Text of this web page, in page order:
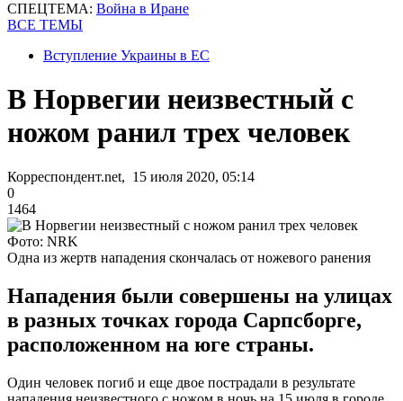
СПЕЦТЕМА: Война в Иране
ВСЕ ТЕМЫ
Вступление Украины в ЕС
В Норвегии неизвестный с
ножом ранил трех человек
Корреспондент.net, 15 июля 2020, 05:14
0
1464
Фото: NRK
Одна из жертв нападения скончалась от ножевого ранения
Нападения были совершены на улицах
в разных точках города Сарпсборге,
расположенном на юге страны.
Один человек погиб и еще двое пострадали в результате